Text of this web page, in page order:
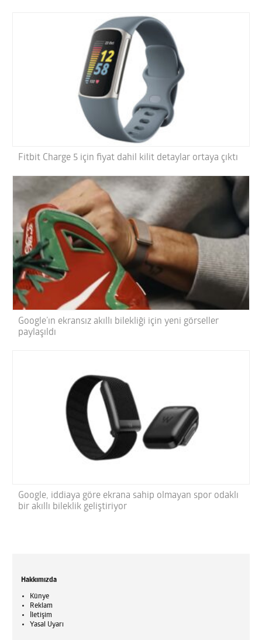
Fitbit Charge 5 için fiyat dahil kilit detaylar ortaya çıktı
Google’ın ekransız akıllı bilekliği için yeni görseller
paylaşıldı
Google, iddiaya göre ekrana sahip olmayan spor odaklı
bir akıllı bileklik geliştiriyor
Hakkımızda
Künye
Reklam
İletişim
Yasal Uyarı